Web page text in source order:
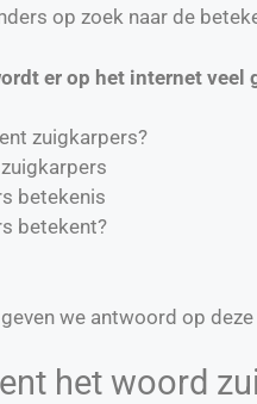
op zoek naar de
er op het internet veel
zuigkarpers?
betekenis
betekent?
we antwoord op deze
het woord